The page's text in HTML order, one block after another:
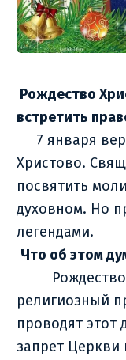
Рождество
встретить
7 января
Христово.
посвятить
духовном. Но
легендами.
Что об этом
Рождество
религиозный
проводят этот
запрет Церкви